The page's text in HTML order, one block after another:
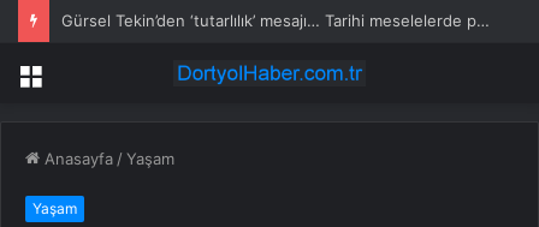
Gürsel Tekin’den ‘tutarlılık’ mesajı… Tarihi meselelerde pusula net olmalı
Menü
Anasayfa /Yaşam
Yaşam